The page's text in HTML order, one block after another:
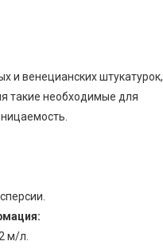
и венецианских штукатурок,
такие необходимые для
м/л.